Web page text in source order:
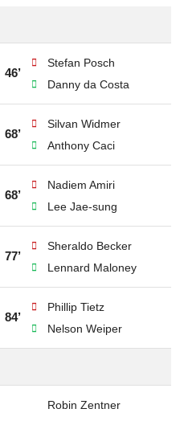
46’
Stefan Posch
Danny da Costa
68’
Silvan Widmer
Anthony Caci
68’
Nadiem Amiri
Lee Jae-sung
77’
Sheraldo Becker
Lennard Maloney
84’
Phillip Tietz
Nelson Weiper
Robin Zentner